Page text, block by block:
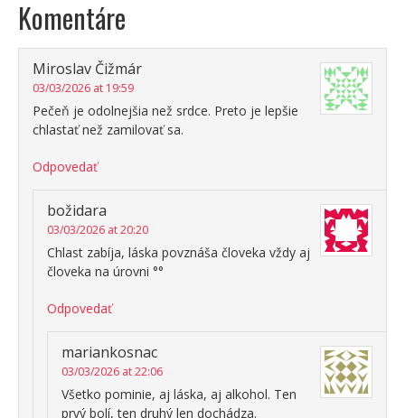
Komentáre
Miroslav Čižmár
03/03/2026 at 19:59
Pečeň je odolnejšia než srdce. Preto je lepšie
chlastať než zamilovať sa.
Odpovedať
božidara
03/03/2026 at 20:20
Chlast zabíja, láska povznáša človeka vždy aj
človeka na úrovni °°
Odpovedať
mariankosnac
03/03/2026 at 22:06
Všetko pominie, aj láska, aj alkohol. Ten
prvý bolí, ten druhý len dochádza.